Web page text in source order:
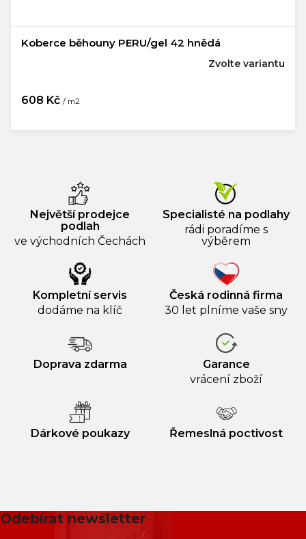
Koberce běhouny PERU/gel 42 hnědá
608 Kč / m2
Zvolte variantu
Největší prodejce
podlah
ve východních Čechách
Specialisté na podlahy
rádi poradíme s
výběrem
Kompletní servis
dodáme na klíč
Česká rodinná firma
30 let plníme vaše sny
Doprava zdarma
Garance
vrácení zboží
Dárkové poukazy Řemeslná poctivost
Odebírat newsletter